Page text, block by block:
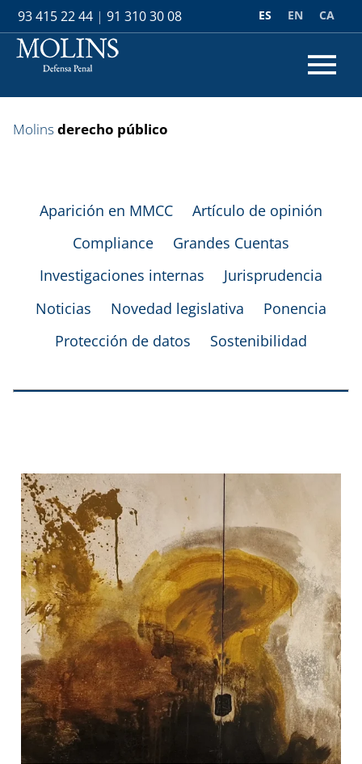
93 415 22 44 | 91 310 30 08 CA
EN
ES
Molinsderecho público
Aparición en MMCC
Artículo de opinión
Compliance
Grandes Cuentas
Investigaciones internas
Jurisprudencia
Noticias
Novedad legislativa
Ponencia
Protección de datos
Sostenibilidad